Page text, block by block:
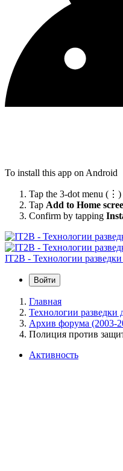
To install this app on Android
Tap the 3-dot menu (⋮)
Tap Add to Home
Confirm by tapping
IT2B - Технологии разведки
Войти
Главная
Технологии разведки
Архив форума (2003-
Полиция против
Активность